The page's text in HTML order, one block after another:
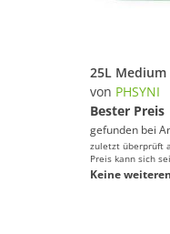
von PHSYNI
Bester Preis
gefunden bei
zuletzt überprüft
Preis kann sich
Keine